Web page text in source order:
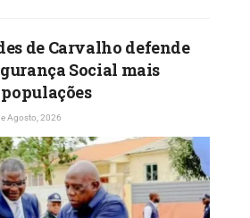
de Carvalho defende
Social mais
Agosto, 2026